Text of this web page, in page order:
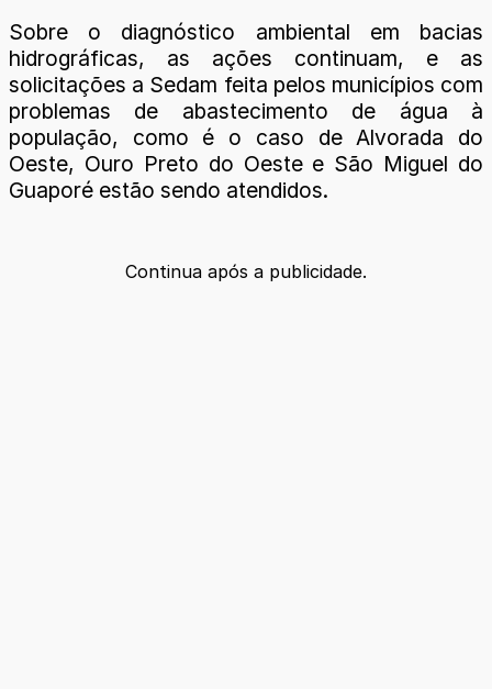
Sobre o diagnóstico ambiental em bacias
hidrográficas, as ações continuam, e as
solicitações a Sedam feita pelos municípios com
problemas de abastecimento de água à
população, como é o caso de Alvorada do
Oeste, Ouro Preto do Oeste e São Miguel do
Guaporé estão sendo atendidos.
Continua após a publicidade.